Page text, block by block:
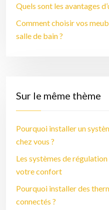
Quels sont les avantages
Comment choisir vos
salle de bain ?
Sur le même thème
Pourquoi installer un
chez vous ?
Les systèmes de
votre confort
Pourquoi installer des
connectés ?